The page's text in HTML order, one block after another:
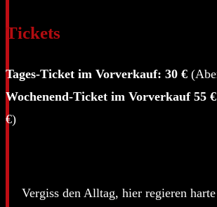
Tickets
Tages-Ticket im Vorverkauf: 30 €
Wochenend-Ticket im Vorverkauf 55 €
€)
Vergiss den Alltag, hier regieren